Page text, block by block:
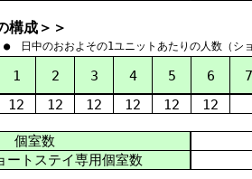
成＞＞
● 日中のおおよその1ユニットあたりの人数（シ
1 2 3 4 5 6
7
12 12 12 12 12 12
個室数
ートステイ専用個室数